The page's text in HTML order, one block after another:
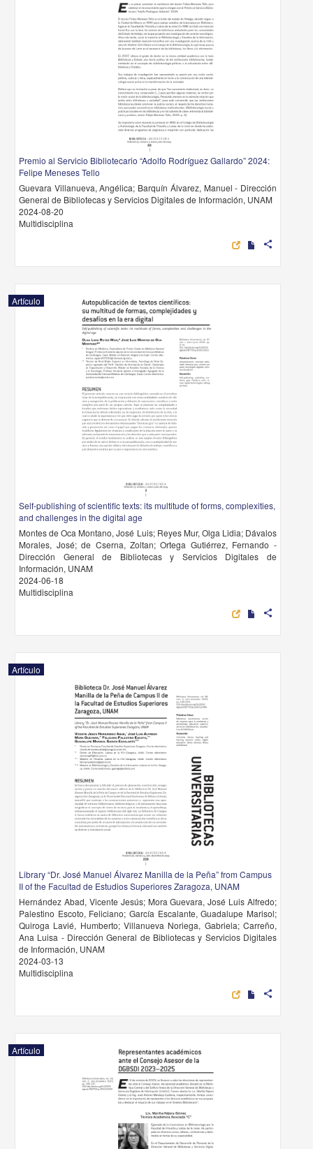
Premio al Servicio Bibliotecario “Adolfo Rodríguez Gallardo” 2024:
Felipe Meneses Tello
Guevara Villanueva, Angélica; Barquín Álvarez, Manuel - Dirección
General de Bibliotecas y Servicios Digitales de Información, UNAM
2024-08-20
Multidisciplina
share
Artículo
Self-publishing of scientific texts: its multitude of forms, complexities,
and challenges in the digital age
Montes de Oca Montano, José Luis; Reyes Mur, Olga Lidia; Dávalos
Morales, José; de Cserna, Zoltan; Ortega Gutiérrez, Fernando -
Dirección General de Bibliotecas y Servicios Digitales de
Información, UNAM
2024-06-18
Multidisciplina
share
Artículo
Library “Dr. José Manuel Álvarez Manilla de la Peña” from Campus
II of the Facultad de Estudios Superiores Zaragoza, UNAM
Hernández Abad, Vicente Jesús; Mora Guevara, José Luis Alfredo;
Palestino Escoto, Feliciano; García Escalante, Guadalupe Marisol;
Quiroga Lavié, Humberto; Villanueva Noriega, Gabriela; Carreño,
Ana Luisa - Dirección General de Bibliotecas y Servicios Digitales
de Información, UNAM
2024-03-13
Multidisciplina
share
Artículo